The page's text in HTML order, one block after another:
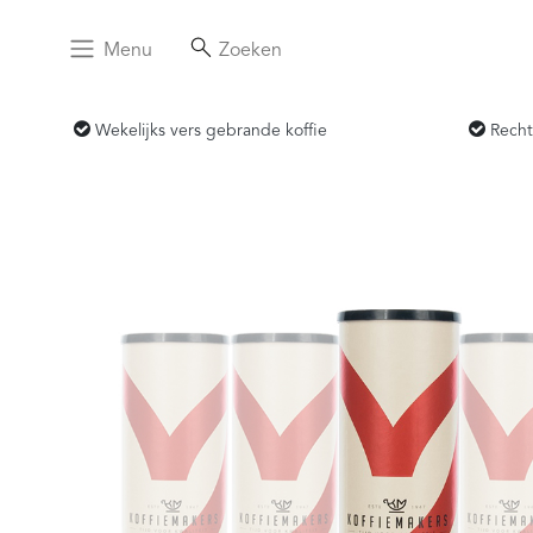
Menu Zoeken
Wekelijks vers gebrande koffie